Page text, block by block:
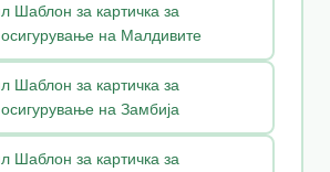
Шаблон за картичка за
на Малдивите
Шаблон за картичка за
на Замбија
Шаблон за картичка за